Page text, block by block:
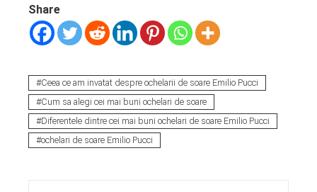
Share
Ceea ce am invatat despre ochelarii de soare Emilio Pucci
Cum sa alegi cei mai buni ochelari de soare
Diferentele dintre cei mai buni ochelari de soare Emilio Pucci
ochelari de soare Emilio Pucci